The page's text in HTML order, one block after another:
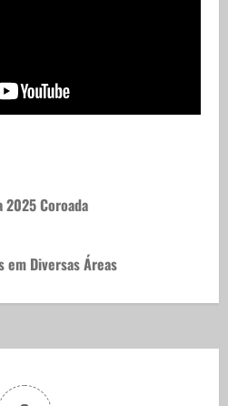
2025 Coroada
em Diversas Áreas